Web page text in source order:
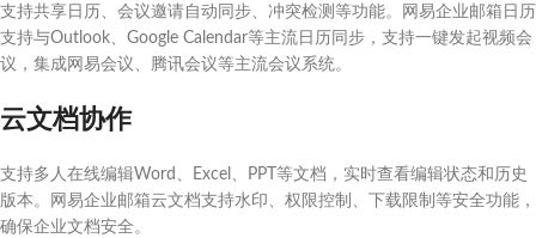
支持共享日历、会议邀请自动同步、冲突检测等功能。网易企业邮箱日历
支持与Outlook、Google Calendar等主流日历同步，支持一键发起视频会
议，集成网易会议、腾讯会议等主流会议系统。
云文档协作
支持多人在线编辑Word、Excel、PPT等文档，实时查看编辑状态和历史
版本。网易企业邮箱云文档支持水印、权限控制、下载限制等安全功能，
确保企业文档安全。